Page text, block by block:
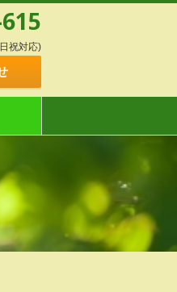
祝対応)